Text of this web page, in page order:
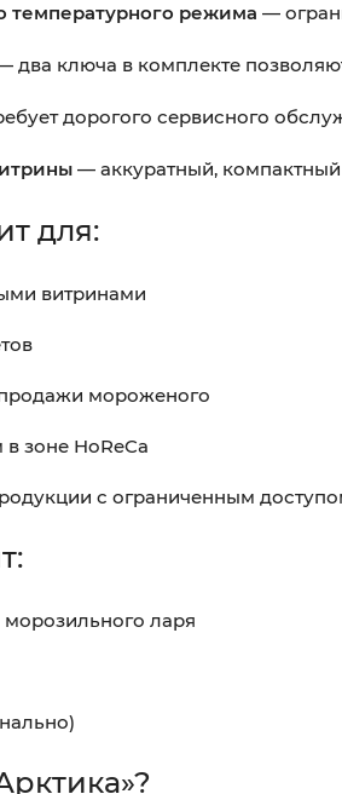
температурного режима —
два ключа в комплекте
дорогого сервисного
— аккуратный,
для:
витринами
мороженого
зоне HoReCa
с ограниченным
ларя